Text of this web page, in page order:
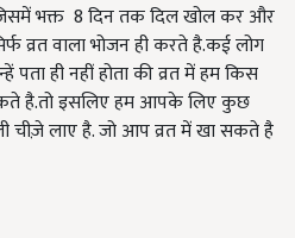
भक्त 8 दिन तक दिल खोल कर और
व्रत वाला भोजन ही करते है.कई लोग
पता ही नहीं होता की व्रत में हम किस
है.तो इसलिए हम आपके लिए कुछ
चीज़े लाए है. जो आप व्रत में खा सकते है